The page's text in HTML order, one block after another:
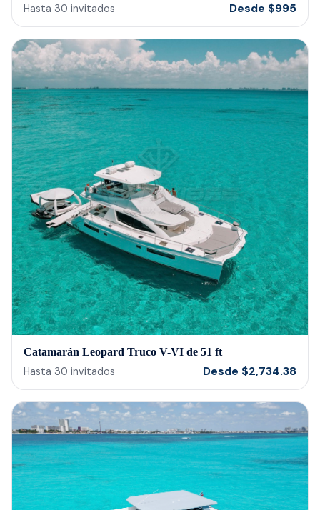
Hasta 30 invitados Desde $995
Catamarán Leopard Truco V-VI de 51 ft
Hasta 30 invitados Desde $2,734.38